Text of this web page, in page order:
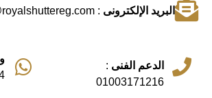
البريد الإلكترونى : info@royalshuttereg.com
الدعم الفنى :
01003171216